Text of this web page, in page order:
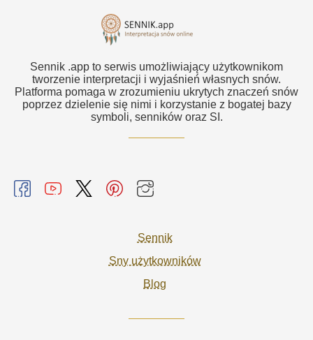
Sennik .app to serwis umożliwiający użytkownikom
tworzenie interpretacji i wyjaśnień własnych snów.
Platforma pomaga w zrozumieniu ukrytych znaczeń snów
poprzez dzielenie się nimi i korzystanie z bogatej bazy
symboli, senników oraz SI.
Sennik
Sny użytkowników
Blog